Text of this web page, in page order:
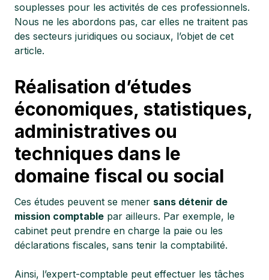
souplesses pour les activités de ces professionnels.
Nous ne les abordons pas, car elles ne traitent pas
des secteurs juridiques ou sociaux, l’objet de cet
article.
Réalisation d’études
économiques, statistiques,
administratives ou
techniques dans le
domaine fiscal ou social
Ces études peuvent se mener sans détenir de
mission comptable par ailleurs. Par exemple, le
cabinet peut prendre en charge la paie ou les
déclarations fiscales, sans tenir la comptabilité.
Ainsi, l’expert-comptable peut effectuer les tâches